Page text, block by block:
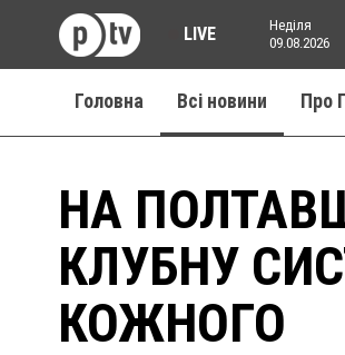
LIVE
Неділя
09.08.2026
Головна Всі новини Про
НА
КЛУБНУ
КОЖНОГО